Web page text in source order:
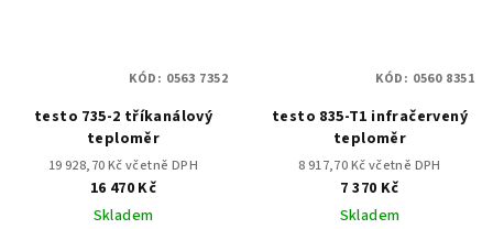
testo 735-2 tříkanálový
teploměr
19 928,70 Kč včetně DPH
16 470 Kč
Skladem
KÓD: 0563 7352
testo 835-T1 infračervený
teploměr
8 917,70 Kč včetně DPH
7 370 Kč
Skladem
KÓD: 0560 8351